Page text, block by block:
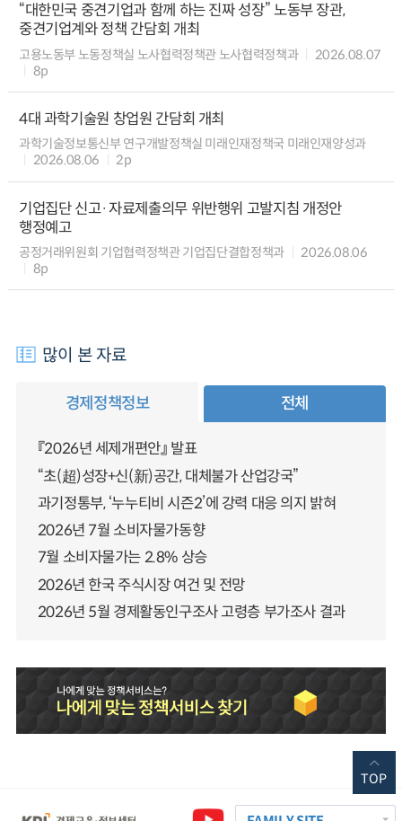
“대한민국 중견기업과 함께 하는 진짜 성장” 노동부 장관,
중견기업계와 정책 간담회 개최
고용노동부 노동정책실 노사협력정책관 노사협력정책과
2026.08.07
8p
4대 과학기술원 창업원 간담회 개최
과학기술정보통신부 연구개발정책실 미래인재정책국 미래인재양성과
2026.08.06
2p
기업집단 신고·자료제출의무 위반행위 고발지침 개정안
행정예고
공정거래위원회 기업협력정책관 기업집단결합정책과
2026.08.06
8p
많이 본 자료
경제정책정보 전체
『2026년 세제개편안』 발표
“초(超)성장+신(新)공간, 대체불가 산업강국”
과기정통부, ‘누누티비 시즌2’에 강력 대응 의지 밝혀
2026년 7월 소비자물가동향
7월 소비자물가는 2.8% 상승
2026년 한국 주식시장 여건 및 전망
2026년 5월 경제활동인구조사 고령층 부가조사 결과
TOP